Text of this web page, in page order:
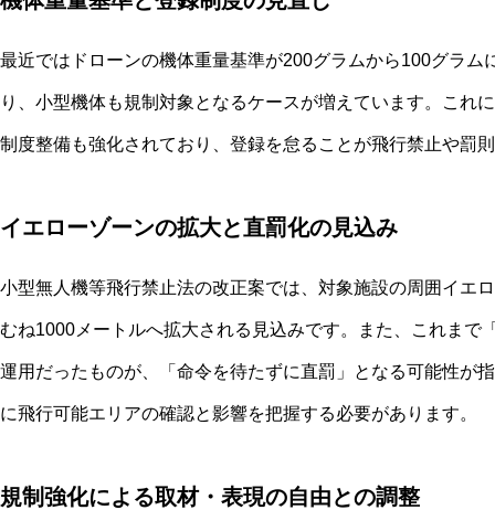
最近ではドローンの機体重量基準が200グラムから100グラム
り、小型機体も規制対象となるケースが増えています。これ
制度整備も強化されており、登録を怠ることが飛行禁止や罰
イエローゾーンの拡大と直罰化の見込み
小型無人機等飛行禁止法の改正案では、対象施設の周囲イエ
むね1000メートルへ拡大される見込みです。また、これまで
運用だったものが、「命令を待たずに直罰」となる可能性が
に飛行可能エリアの確認と影響を把握する必要があります。
規制強化による取材・表現の自由との調整